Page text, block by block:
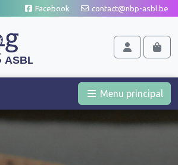
Facebook contact@nbp-asbl.be
Account
Cart
Menu principal